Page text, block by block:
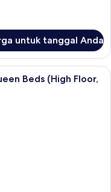
untuk tanggal Anda
premium, bantalan ekstra
Beds (High Floor,